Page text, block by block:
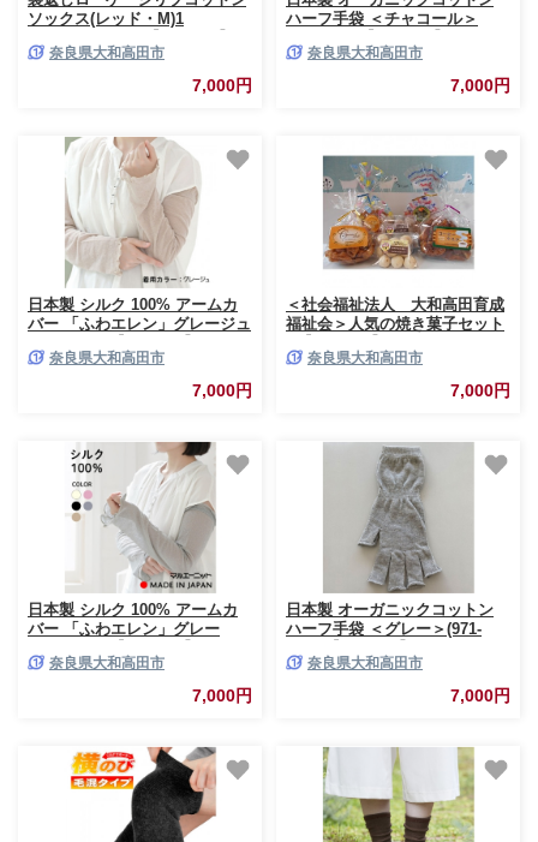
ソックス(レッド・M)1
奈良県大和高田市
7,000円
ハーフ手袋 ＜チャコール＞
奈良県大和高田市
7,000円
日本製 シルク 100% アームカ
バー 「ふわエレン」グレージュ
奈良県大和高田市
7,000円
＜社会福祉法人 大和高田育成
福祉会＞人気の焼き菓子セット
奈良県大和高田市
7,000円
日本製 シルク 100% アームカ
バー 「ふわエレン」グレー
奈良県大和高田市
7,000円
日本製 オーガニックコットン
ハーフ手袋 ＜グレー＞(971-
奈良県大和高田市
7,000円